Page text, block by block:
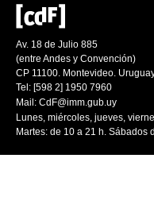
Av. 18 de Julio 885
(entre Andes y Convención)
CP 11100. Montevideo.
Tel: [598 2] 1950 7960
Mail: CdF@imm.gub.uy
Lunes, miércoles, jueves,
Martes: de 10 a 21 h. Sábados